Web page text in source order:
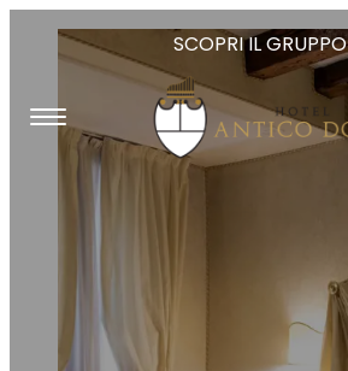
SCOPRI IL GRUPPO